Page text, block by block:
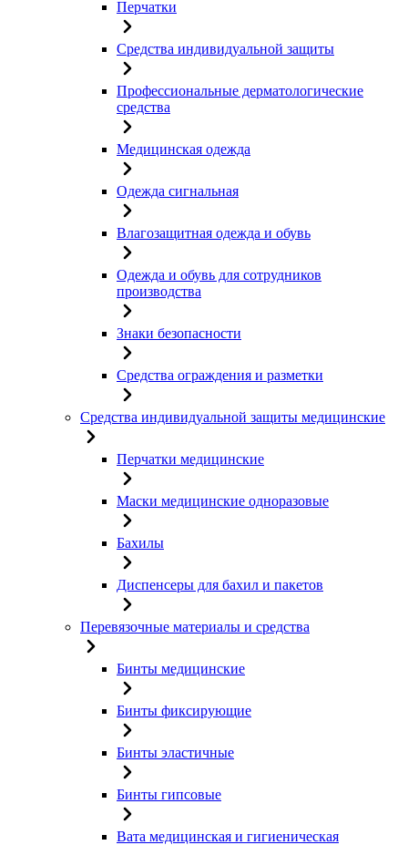
Перчатки
Средства индивидуальной защиты
Профессиональные дерматологические
средства
Медицинская одежда
Одежда сигнальная
Влагозащитная одежда и обувь
Одежда и обувь для сотрудников
производства
Знаки безопасности
Средства ограждения и разметки
Средства индивидуальной защиты медицинские
Перчатки медицинские
Маски медицинские одноразовые
Бахилы
Диспенсеры для бахил и пакетов
Перевязочные материалы и средства
Бинты медицинские
Бинты фиксирующие
Бинты эластичные
Бинты гипсовые
Вата медицинская и гигиеническая